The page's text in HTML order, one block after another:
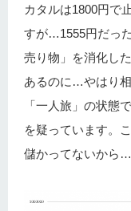
カタルは1800円で
すが…1555円だっ
売り物」を消化し
あるのに…やはり
「一人旅」の状態
を疑っています。
儲かってないから…